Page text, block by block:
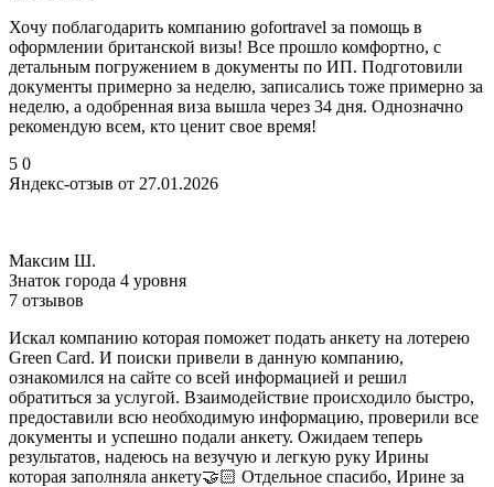
Хочу поблагодарить компанию gofortravel за помощь в
оформлении британской визы! Все прошло комфортно, с
детальным погружением в документы по ИП. Подготовили
документы примерно за неделю, записались тоже примерно за
неделю, а одобренная виза вышла через 34 дня. Однозначно
рекомендую всем, кто ценит свое время!
5 0
Яндекс-отзыв от 27.01.2026
Максим Ш.
Знаток города 4 уровня
7 отзывов
Искал компанию которая поможет подать анкету на лотерею
Green Card. И поиски привели в данную компанию,
ознакомился на сайте со всей информацией и решил
обратиться за услугой. Взаимодействие происходило быстро,
предоставили всю необходимую информацию, проверили все
документы и успешно подали анкету. Ожидаем теперь
результатов, надеюсь на везучую и легкую руку Ирины
которая заполняла анкету🤝🏻 Отдельное спасибо, Ирине за